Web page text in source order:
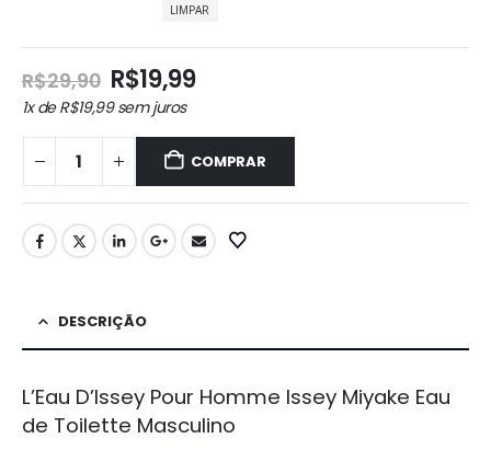
LIMPAR
R$29,90 O
preço
original
era:
R$29,90.
R$19,99O
é:
R$19,99.
1x deR$19,99sem juros
COMPRAR
DESCRIÇÃO
L’Eau D’Issey Pour Homme Issey Miyake Eau
de Toilette Masculino